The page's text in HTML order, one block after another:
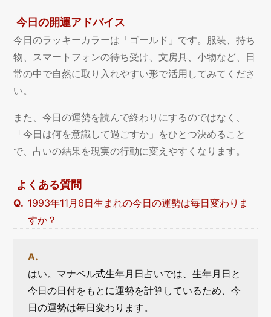
今日の開運アドバイス
今日のラッキーカラーは「ゴールド」です。服装、持ち
物、スマートフォンの待ち受け、文房具、小物など、日
常の中で自然に取り入れやすい形で活用してみてくださ
い。
また、今日の運勢を読んで終わりにするのではなく、
「今日は何を意識して過ごすか」をひとつ決めること
で、占いの結果を現実の行動に変えやすくなります。
よくある質問
1993年11月6日生まれの今日の運勢は毎日変わりま
すか？
はい。マナベル式生年月日占いでは、生年月日と
今日の日付をもとに運勢を計算しているため、今
日の運勢は毎日変わります。